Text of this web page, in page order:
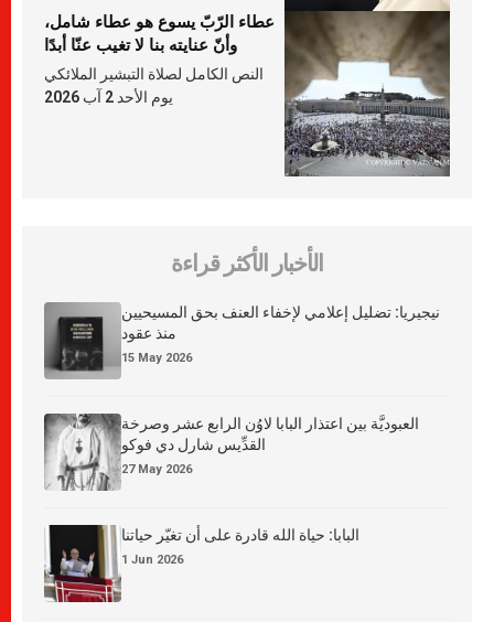
عطاء الرّبّ يسوع هو عطاء شامل،
وأنّ عنايته بنا لا تغيب عنّا أبدًا
النص الكامل لصلاة التبشير الملائكي
يوم الأحد 2 آب 2026
الأخبار الأكثر قراءة
نيجيريا: تضليل إعلامي لإخفاء العنف بحق المسيحيين
منذ عقود
15 May 2026
العبوديَّة بين اعتذار البابا لاوُن الرابع عشر وصرخة
القدِّيس شارل دي فوكو
27 May 2026
البابا: حياة الله قادرة على أن تغيّر حياتنا
1 Jun 2026